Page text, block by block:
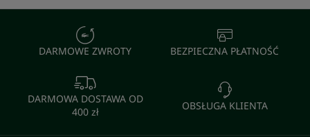
DARMOWE ZWROTY BEZPIECZNA PŁATNOŚĆ
DARMOWA DOSTAWA OD
400 zł
OBSŁUGA KLIENTA